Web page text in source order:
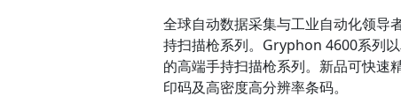
全球自动数据采集与工业自动化领
持扫描枪系列。Gryphon 4600系列
的高端手持扫描枪系列。新品可快速
印码及高密度高分辨率条码。